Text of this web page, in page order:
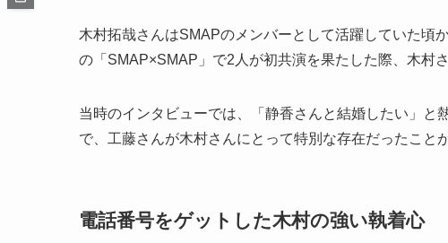
木村拓哉さんはSMAPのメンバーとして活躍していた頃
の「SMAP×SMAP」で2人が初共演を果たした際、木村
当時のインタビューでは、「静香さんと結婚したい」と
で、工藤さんが木村さんにとって特別な存在だったこと
電話番号をゲットした木村の強い執着心